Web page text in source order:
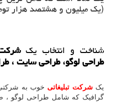
(یک میلیون و هشتصد هزار
شناخت و انتخاب یک
طراحی لوگو، طراحی سایت ،
یکشرکت تبلیغاتی خوب به
گرافیک که شامل طراحی لوگو ،